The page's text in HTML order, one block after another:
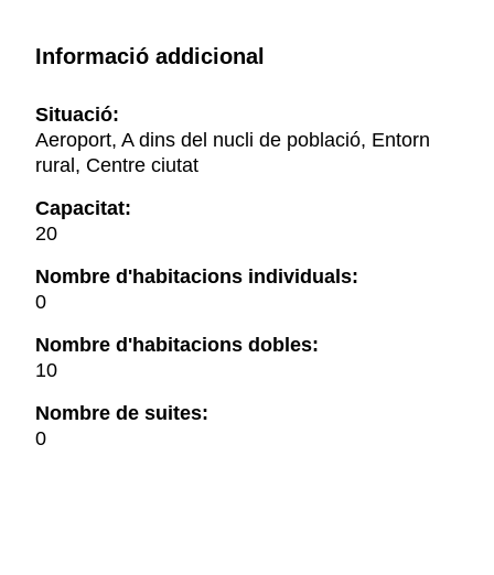
Informació addicional
Situació:
Aeroport, A dins del nucli de població, Entorn
rural, Centre ciutat
Capacitat:
20
Nombre d'habitacions individuals:
0
Nombre d'habitacions dobles:
10
Nombre de suites:
0